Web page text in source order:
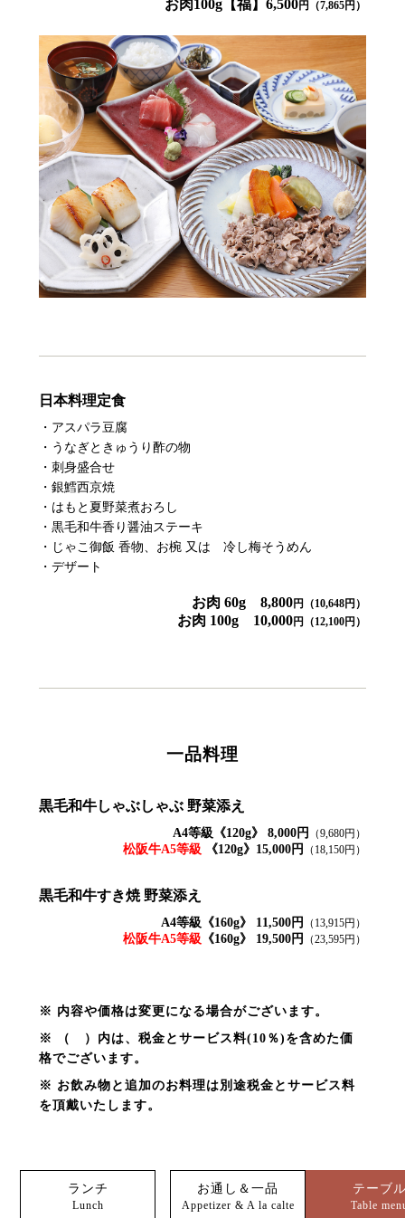
お肉100g【福】6,500円（7,865円）
日本料理定食
・アスパラ豆腐
・うなぎときゅうり酢の物
・刺身盛合せ
・銀鱈西京焼
・はもと夏野菜煮おろし
・黒毛和牛香り醤油ステーキ
・じゃこ御飯 香物、お椀 又は 冷し梅そうめん
・デザート
お肉 60g 8,800円（10,648円）
お肉 100g 10,000円（12,100円）
一品料理
黒毛和牛しゃぶしゃぶ 野菜添え
A4等級《120g》 8,000円 （9,680円）
松阪牛A5等級 《120g》15,000円 （18,150円）
黒毛和牛すき焼 野菜添え
A4等級《160g》 11,500円 （13,915円）
松阪牛A5等級 《160g》 19,500円 （23,595円）
※ 内容や価格は変更になる場合がございます。
※ （ ）内は、税金とサービス料(10％)を含めた価
格でございます。
※ お飲み物と追加のお料理は別途税金とサービス料
を頂戴いたします。
ランチ
Lunch
お通し＆一品
Appetizer & A la calte
テーブ
Table